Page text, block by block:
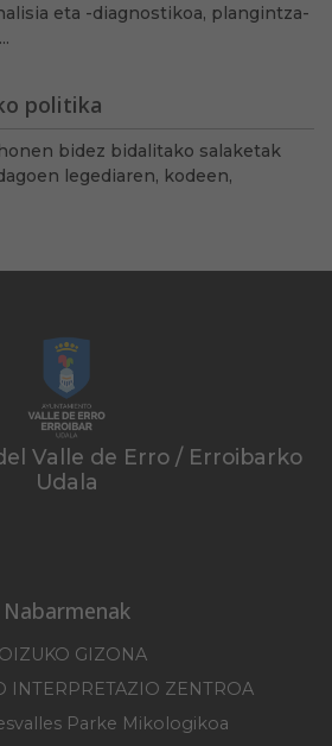
eta -diagnostikoa, plangintza-
politika
bidez bidalitako salaketak
legediaren, kodeen,
Valle de Erro / Erroibarko
Udala
Nabarmenak
GIZONA
INTERPRETAZIO ZENTROA
Parke Mikologikoa